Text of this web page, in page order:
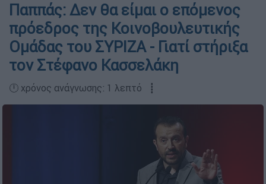
Παππάς: Δεν θα είμαι ο επόμενος
πρόεδρος της Κοινοβουλευτικής
Ομάδας του ΣΥΡΙΖΑ - Γιατί στήριξα
τον Στέφανο Κασσελάκη
🕛 χρόνος ανάγνωσης: 1 λεπτό ┋